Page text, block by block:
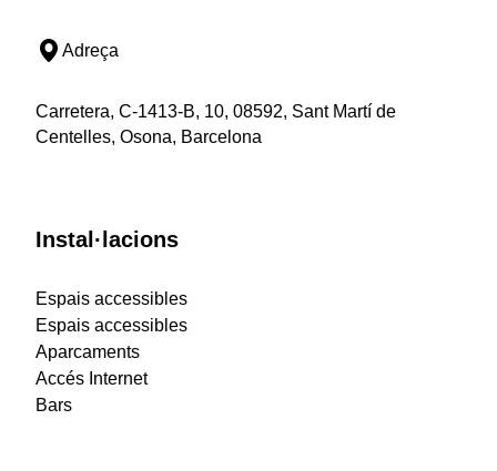
Adreça
Carretera, C-1413-B, 10, 08592, Sant Martí de
Centelles, Osona, Barcelona
Instal·lacions
Espais accessibles
Espais accessibles
Aparcaments
Accés Internet
Bars